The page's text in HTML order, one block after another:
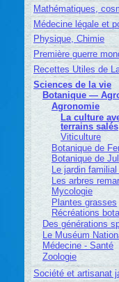
Mathématiques,
Médecine légale et
Physique, Chimie
Première guerre
Recettes Utiles de
Sciences de la vie
Botanique —
Agronomie
La culture
terrains salés
Viticulture
Botanique de
Botanique de
Le jardin
Les arbres
Mycologie
Plantes grasses
Récréations
Des générations
Le Muséum
Médecine - Santé
Zoologie
Société et artisanat